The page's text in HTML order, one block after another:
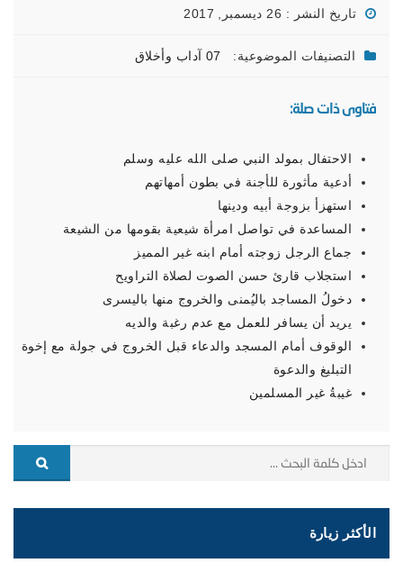
تاريخ النشر : 26 ديسمبر, 2017
التصنيفات الموضوعية: 07 آداب وأخلاق
فتاوى ذات صلة:
الاحتفال بمولد النبي صلى الله عليه وسلم
أدعية مأثورة للأجنة في بطون أمهاتهم
استهزأ بزوجة أبيه ودينها
المساعدة في تواصل امرأة شيعية بقومها من الشيعة
جماع الرجل زوجته أمام ابنه غير المميز
استجلاب قارئ حسن الصوت لصلاة التراويح
دخولُ المساجد باليُمنى والخروج منها باليسرى
يريد أن يسافر للعمل مع عدم رغبة والديه
الوقوف أمام المسجد والدعاء قبل الخروج في جولة مع إخوة
التبليغ والدعوة
غيبةُ غير المسلمين
الأكثر زيارة